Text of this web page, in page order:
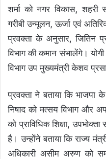
शर्मा को नगर विकास, शहरी
गरीबी उन्मूलन, ऊर्जा एवं
प्रवक्ता के अनुसार, जितिन
विभाग की कमान संभालेंगे।
विभाग उप मुख्यमंत्री केशव
प्रवक्ता ने बताया कि भाजपा
निषाद को मत्सय विभाग और
को प्राविधिक शिक्षा, उपभोक्ता
है। उन्होंने बताया कि राज्य
अधिकारी असीम अरुण को